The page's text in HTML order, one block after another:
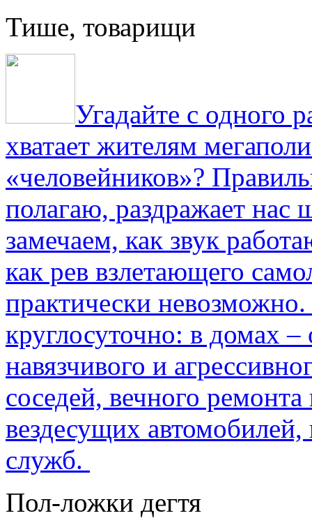
Тише, товарищи
Угадайте с одного
хватает жителям
«человейников»?
полагаю, раздражает нас
замечаем, как звук
как рев взлетающего
практически
круглосуточно: в домах
навязчивого и
соседей, вечного
вездесущих
служб.
Пол-ложки дегтя